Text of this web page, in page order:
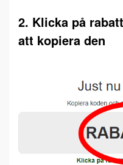
2. Klicka på
att kopiera den